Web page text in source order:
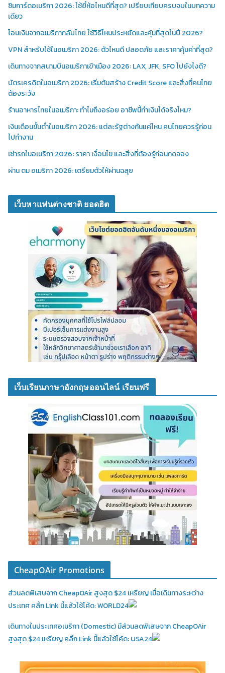
ซิมการ์ดอเมริกา 2026: ใช้ยี่ห้อไหนดีที่สุด? เปรียบเทียบครบจบในบทความ
เดียว
โอนเงินจากอเมริกากลับไทย ใช้วิธีไหนประหยัดและคุ้มที่สุดในปี 2026?
VPN สำหรับใช้ในอเมริกา 2026: ตัวไหนดี ปลอดภัย และราคาคุ้มค่าที่สุด?
เดินทางจากสนามบินอเมริกาเข้าเมือง 2026: LAX, JFK, SFO ไปยังไงดี?
บัตรเครดิตในอเมริกา 2026: เริ่มต้นสร้าง Credit Score และสิ่งที่คนไทย
ต้องระวัง
ร้านอาหารไทยในอเมริกา: ทำไมถึงอร่อย อาชีพนี้ทำเงินได้จริงไหม?
เงินเดือนขั้นต่ำในอเมริกา 2026: แต่ละรัฐต่างกันแค่ไหน คนไทยควรรู้ก่อน
ไปทำงาน
เช่ารถในอเมริกา 2026: ราคา เงื่อนไข และสิ่งที่ต้องรู้ก่อนกดจอง
ผ่าน ตม อเมริกา 2026: เตรียมตัวให้ผ่านฉลุย
เว็บหาแฟนต่างชาติ ยอดฮิต
เว็บเรียนภาษาอังกฤษออนไลน์ เรียนฟรี
CheapOAir Promotions
ส่วนลดพิเสษจาก CheapOAir สูงสุด $24 เหรียญ เมื่อเดินทางระหว่าง
ประเทศ คลิ้ก Link นี้แล้วใช้โค้ด: WORLD24
เดินทางในประเทศอเมริกา (Domestic)มีส่วนลดพิเสษจาก CheapOAir
สูงสุด $24 เหรียญ คลิ้ก Link นี้แล้วใช้โค้ด: USA24